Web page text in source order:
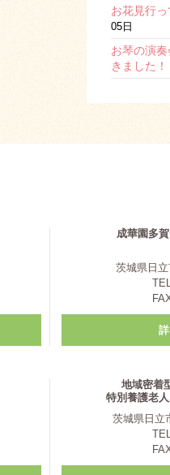
お花見行っ
05日
お琴の演
きました！
成華園多
茨城県日
地域密着
特別養護老
茨城県日立